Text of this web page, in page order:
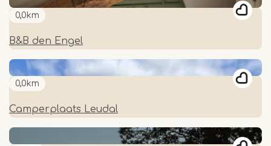
0,0km
B&B den Engel
0,0km
Camperplaats Leudal